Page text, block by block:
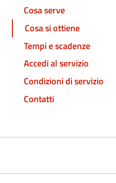
Cosa serve
Cosa si ottiene
Tempi e scadenze
Accedi al servizio
Condizioni di servizio
Contatti